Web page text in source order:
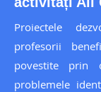
Proiectele
profesorii
povestite prin
problemele